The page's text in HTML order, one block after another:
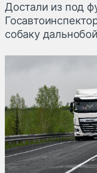
Достали из под
собаку